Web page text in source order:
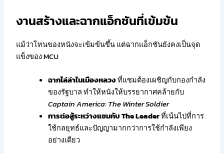
งานสร้างและฉากแอ็กชันที่เข้มข้น
แม้ว่าโทนของหนังจะเข้มข้นขึ้น แต่ฉากแอ็กชันยังคงเป็นจุด
แข็งของ MCU
ฉากไล่ล่าในเมืองหลวงที่แซมต้องเผชิญกับกองกำลัง
ของรัฐบาล ทำให้หนังให้บรรยากาศคล้ายกับ
Captain America: The Winter Soldier
การต่อสู้ระหว่างแซมกับ The Leaderที่เน้นไปที่การ
ใช้กลยุทธ์และปัญญามากกว่าการใช้กำลังเพียง
อย่างเดียว